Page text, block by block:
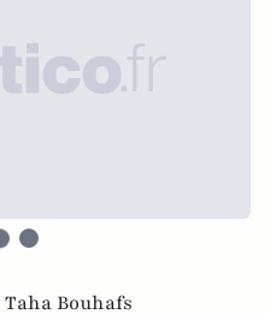
Taha Bouhafs